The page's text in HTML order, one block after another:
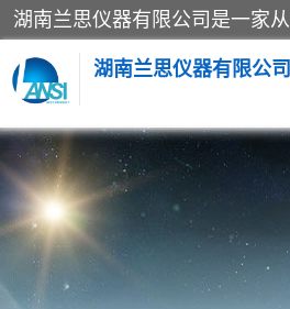
湖南兰思仪器有限公司
老化房
工业烘箱